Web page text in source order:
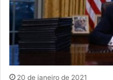
20 de janeiro de 2021